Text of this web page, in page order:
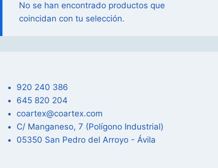
No se han encontrado productos que
coincidan con tu selección.
920 240 386
645 820 204
coartex@coartex.com
C/ Manganeso, 7 (Polígono Industrial)
05350 San Pedro del Arroyo - Ávila